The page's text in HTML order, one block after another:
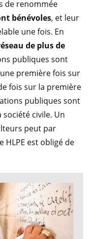
de renommée
bénévoles, et leur
une fois. En
de plus de
publiques sont
première fois sur
fois sur la première
publiques sont
civile. Un
peut par
HLPE est obligé de